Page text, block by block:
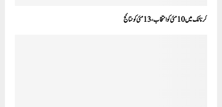
کرناٹک میں10مئی کوانتخاب، 13 مئی کو نتائج